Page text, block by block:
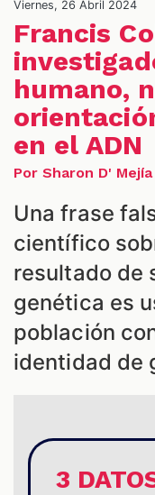
Viernes, 26 Abril 2024
Francis
humano,
en el ADN
Por Sharon D' Mejía
Una frase
científico
resultado de
genética es
población
identidad de
3